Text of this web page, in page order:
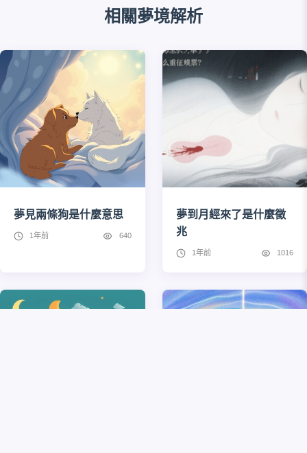
相關夢境解析
夢見兩條狗是什麼意思
1年前 640
夢到月經來了是什麼徵
兆
1年前 1016